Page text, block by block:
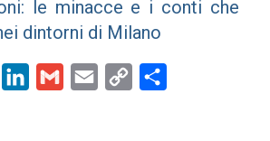
le minacce e i conti che
dintorni di Milano
Twitter LinkedInGmail Email
Copy